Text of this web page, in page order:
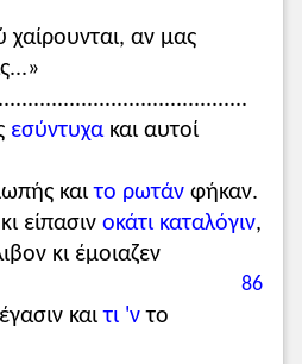
χαίρουνται, αν μας
εσύντυχακαι αυτοί
καιτο ρωτάν φήκαν.
είπασινοκάτι καταλόγιν,
κι έμοιαζεν
86
καιτι 'ν το